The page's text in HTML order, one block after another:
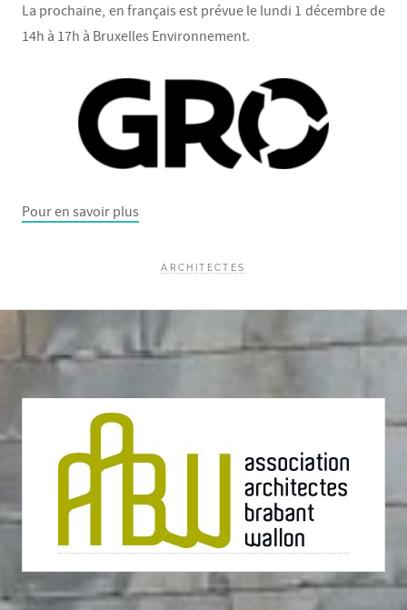
La prochaine, en français est prévue le lundi 1 décembre de
14h à 17h à Bruxelles Environnement.
Pour en savoir plus
ARCHITECTES